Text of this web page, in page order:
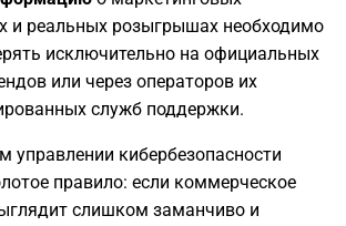
и реальных розыгрышах необходимо
исключительно на официальных
или через операторов их
служб поддержки.
управлении кибербезопасности
правило: если коммерческое
слишком заманчиво и